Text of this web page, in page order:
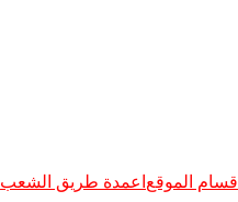
اقسام الموقع اعمدة طريق الشعب